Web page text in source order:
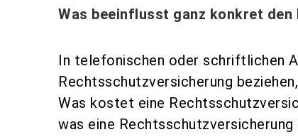
Was beeinflusst ganz konkret
In telefonischen oder schriftlichen
Rechtsschutzversicherung
Was kostet eine
was eine